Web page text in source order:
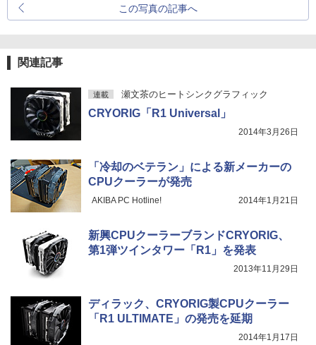
この写真の記事へ
関連記事
連載 瀬文茶のヒートシンクグラフィック
CRYORIG「R1 Universal」
2014年3月26日
「冷却のベテラン」による新メーカーの
CPUクーラーが発売
AKIBA PC Hotline! 2014年1月21日
新興CPUクーラーブランドCRYORIG、
第1弾ツインタワー「R1」を発表
2013年11月29日
ディラック、CRYORIG製CPUクーラー
「R1 ULTIMATE」の発売を延期
2014年1月17日